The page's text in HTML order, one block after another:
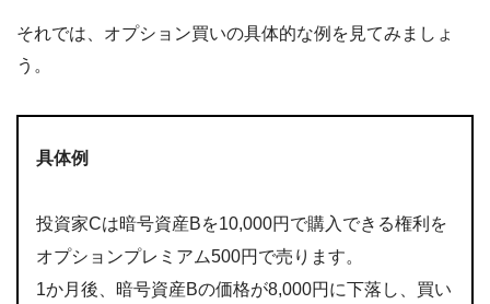
それでは、オプション買いの具体的な例を見てみましょ
う。
具体例
投資家Cは暗号資産Bを10,000円で購入できる権利を
オプションプレミアム500円で売ります。
1か月後、暗号資産Bの価格が8,000円に下落し、買い